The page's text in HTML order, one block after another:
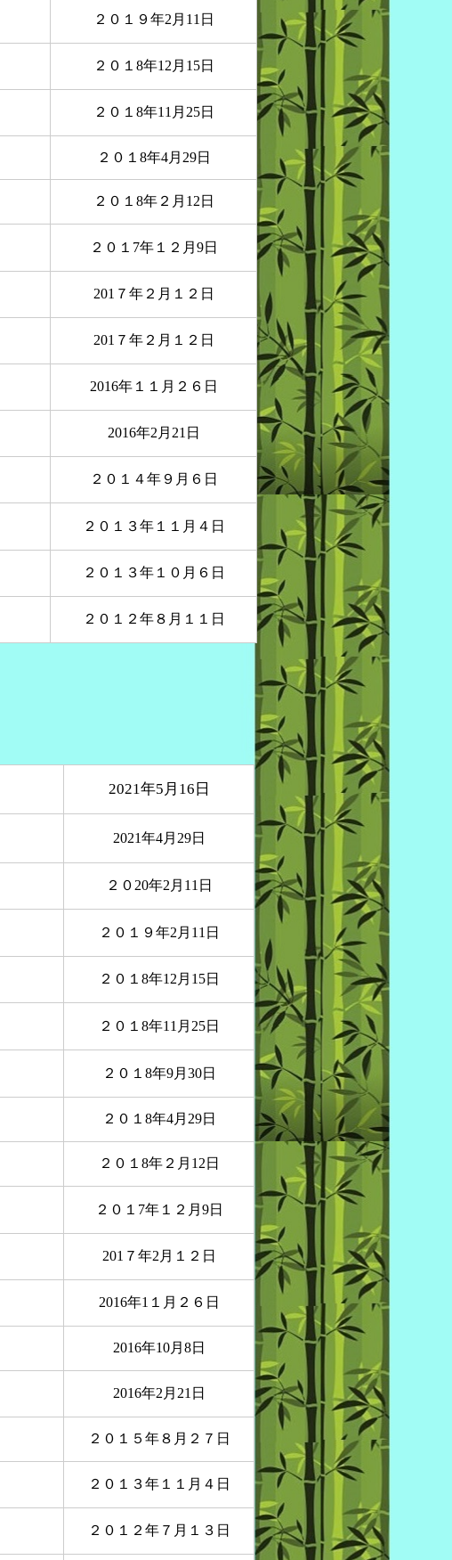
２０１９年2月11日
２０１8年12月15日
２０１8年11月25日
２０１8年4月29日
２０１8年２月12日
２０１7年１２月9日
201７年２月１２日
201７年２月１２日
2016年１１月２６日
2016年2月21日
２０１４年９月６日
２０１３年１１月４日
２０１３年１０月６日
２０１２年８月１１日
2021年5月16日
2021年4月29日
２０20年2月11日
２０１９年2月11日
２０１8年12月15日
２０１8年11月25日
２０１8年9月30日
２０１8年4月29日
２０１8年２月12日
２０１7年１２月9日
201７年2月１２日
2016年1１月２６日
2016年10月8日
2016年2月21日
２０１５年８月２７日
２０１３年１１月４日
２０１２年７月１３日